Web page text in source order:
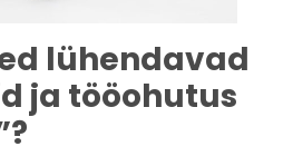
lühendavad
ja tööohutus